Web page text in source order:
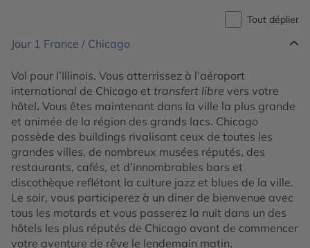
Tout déplier
Jour 1 France / Chicago
Vol pour l’Illinois. Vous atterrissez à l’aéroport
international de Chicago et transfert libre vers votre
hôtel. Vous êtes maintenant dans la ville la plus grande
et animée de la région des grands lacs. Chicago
possède des buildings rivalisant ceux de toutes les
grandes villes, de nombreux musées réputés, des
restaurants, cafés, et d’innombrables bars et
discothèque reflétant la culture jazz et blues de la ville.
Le soir, vous participerez à un diner de bienvenue avec
tous les motards et vous passerez la nuit dans un des
hôtels les plus réputés de Chicago avant de commencer
votre aventure de rêve le lendemain matin.